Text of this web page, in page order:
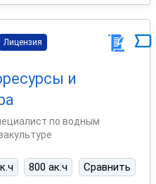
Лицензия
и
по водным
800 ак.ч Сравнить